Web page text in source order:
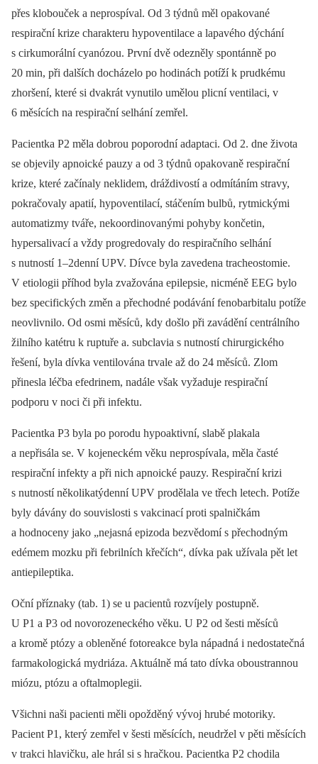
přes klobouček a neprospíval. Od 3 týdnů měl opakované
respirační krize charakteru hypoventilace a lapavého dýchání
s cirkumorální cyanózou. První dvě odezněly spontánně po
20 min, při dalších docházelo po hodinách potíží k prudkému
zhoršení, které si dvakrát vynutilo umělou plicní ventilaci, v
6 měsících na respirační selhání zemřel.
Pacientka P2 měla dobrou poporodní adaptaci. Od 2. dne života
se objevily apnoické pauzy a od 3 týdnů opakovaně respirační
krize, které začínaly neklidem, dráždivostí a odmítáním stravy,
pokračovaly apatií, hypoventilací, stáčením bulbů, rytmickými
automatizmy tváře, nekoordinovanými pohyby končetin,
hypersalivací a vždy progredovaly do respiračního selhání
s nutností 1–2denní UPV. Dívce byla zavedena tracheostomie.
V etiologii příhod byla zvažována epilepsie, nicméně EEG bylo
bez specifických změn a přechodné podávání fenobarbitalu potíže
neovlivnilo. Od osmi měsíců, kdy došlo při zavádění centrálního
žilního katétru k ruptuře a. subclavia s nutností chirurgického
řešení, byla dívka ventilována trvale až do 24 měsíců. Zlom
přinesla léčba efedrinem, nadále však vyžaduje respirační
podporu v noci či při infektu.
Pacientka P3 byla po porodu hypoaktivní, slabě plakala
a nepřisála se. V kojeneckém věku neprospívala, měla časté
respirační infekty a při nich apnoické pauzy. Respirační krizi
s nutností několikatýdenní UPV prodělala ve třech letech. Potíže
byly dávány do souvislosti s vakcinací proti spalničkám
a hodnoceny jako „nejasná epizoda bezvědomí s přechodným
edémem mozku při febrilních křečích“, dívka pak užívala pět let
antiepileptika.
Oční příznaky (tab. 1) se u pacientů rozvíjely postupně.
U P1 a P3 od novorozeneckého věku. U P2 od šesti měsíců
a kromě ptózy a obleněné fotoreakce byla nápadná i nedostatečná
farmakologická mydriáza. Aktuálně má tato dívka oboustrannou
miózu, ptózu a oftalmoplegii.
Všichni naši pacienti měli opožděný vývoj hrubé motoriky.
Pacient P1, který zemřel v šesti měsících, neudržel v pěti měsících
v trakci hlavičku, ale hrál si s hračkou. Pacientka P2 chodila